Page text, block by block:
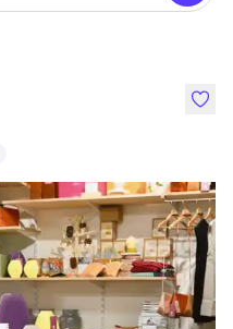
like